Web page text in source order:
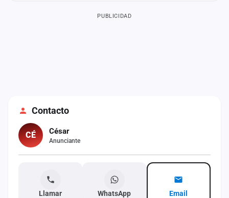
PUBLICIDAD
Contacto
CÉ César
Anunciante
Llamar WhatsApp Email